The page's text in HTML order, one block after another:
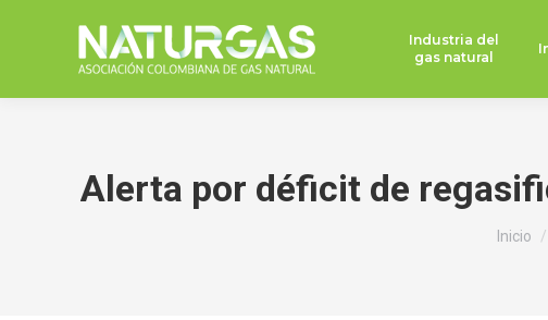
Industria del
gas natural
Alerta por déficit de
Estás
Inicio